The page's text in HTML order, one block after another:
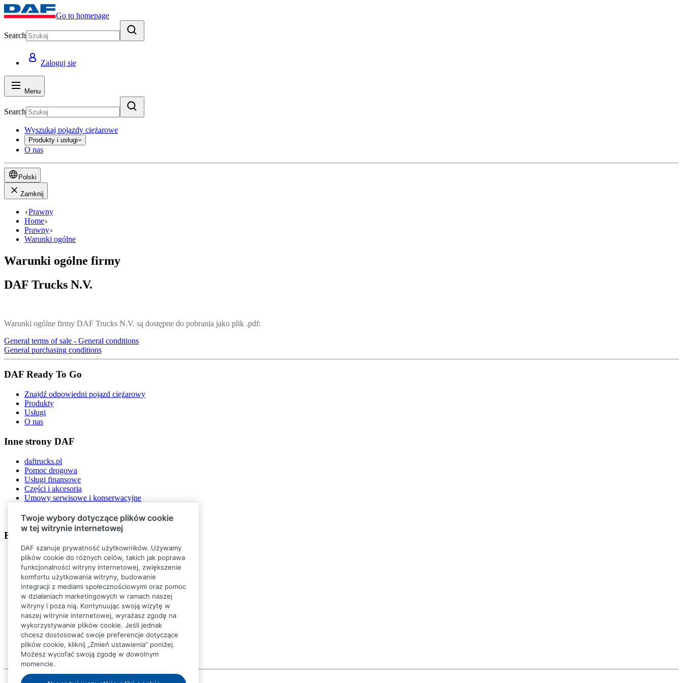
Go to homepage
Search
Zaloguj się
Menu
Search
Wyszukaj pojazdy ciężarowe
Produkty i usługi
O nas
Polski
Zamknij
Prawny
Home
Prawny
Warunki ogólne
Warunki ogólne firmy
DAF Trucks N.V.
Warunki ogólne firmy DAF Trucks N.V. są dostępne do pobrania jako plik .pdf:
General terms of sale - General conditions
General purchasing conditions
DAF Ready To Go
Znajdź odpowiedni pojazd ciężarowy
Produkty
Usługi
O nas
Inne strony DAF
daftrucks.pl
Pomoc drogowa
Usługi finansowe
Części i akcesoria
Umowy serwisowe i konserwacyjne
Mój portal DAF
Bądź na bieżąco
Twoje wybory dotyczące plików cookie
w tej witrynie internetowej
DAF szanuje prywatność użytkowników. Używamy
plików cookie do różnych celów, takich jak poprawa
funkcjonalności witryny internetowej, zwiększenie
komfortu użytkowania witryny, budowanie
integracji z mediami społecznościowymi oraz pomoc
w działaniach marketingowych w ramach naszej
witryny i poza nią. Kontynuując swoją wizytę w
naszej witrynie internetowej, wyrażasz zgodę na
wykorzystywanie plików cookie. Jeśli jednak
chcesz dostosować swoje preferencje dotyczące
plików cookie, kliknij „Zmień ustawienia” poniżej.
Możesz wycofać swoją zgodę w dowolnym
momencie.